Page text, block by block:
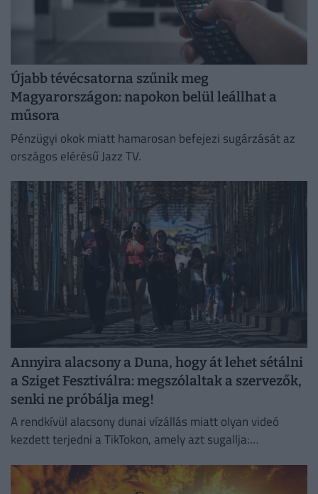
Újabb tévécsatorna szűnik meg
Magyarországon: napokon belül leállhat a
műsora
Pénzügyi okok miatt hamarosan befejezi sugárzását az
országos elérésű Jazz TV.
Annyira alacsony a Duna, hogy át lehet sétálni
a Sziget Fesztiválra: megszólaltak a szervezők,
senki ne próbálja meg!
A rendkívül alacsony dunai vízállás miatt olyan videó
kezdett terjedni a TikTokon, amely azt sugallja: